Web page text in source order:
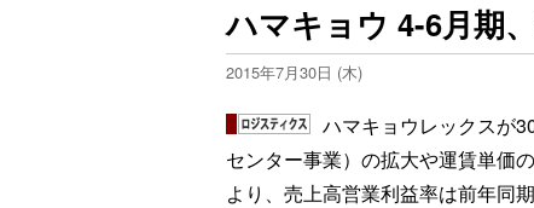
ハマキョウ 4-6月期
2015年7月30日 (木)
ハマキョウレックスが
センター事業）の拡大や運賃単価
より、売上高営業利益率は前年同